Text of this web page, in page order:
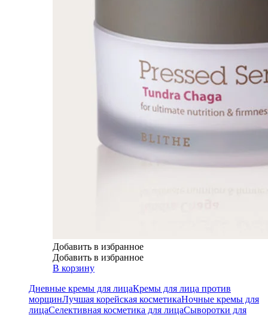
Добавить в избранное
Добавить в избранное
В корзину
Дневные кремы для лицаКремы для лица против
морщинЛучшая корейская косметикаНочные кремы для
лицаСелективная косметика для лицаСыворотки для